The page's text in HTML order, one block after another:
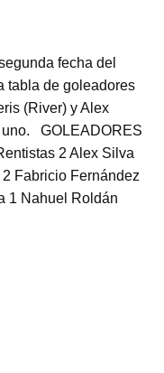
fecha del
tabla de goleadores
(River) y Alex
uno. GOLEADORES
2 Alex Silva
Fabricio Fernández
1 Nahuel Roldán